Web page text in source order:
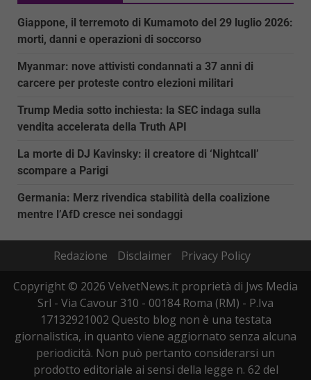
Giappone, il terremoto di Kumamoto del 29 luglio 2026:
morti, danni e operazioni di soccorso
Myanmar: nove attivisti condannati a 37 anni di
carcere per proteste contro elezioni militari
Trump Media sotto inchiesta: la SEC indaga sulla
vendita accelerata della Truth API
La morte di DJ Kavinsky: il creatore di ‘Nightcall’
scompare a Parigi
Germania: Merz rivendica stabilità della coalizione
mentre l’AfD cresce nei sondaggi
Redazione Disclaimer
Privacy Policy
Copyright © 2026 VelvetNews.it proprietà di Jws Media
Srl - Via Cavour 310 - 00184 Roma (RM) - P.Iva
17132921002 Questo blog non è una testata
giornalistica, in quanto viene aggiornato senza alcuna
periodicità. Non può pertanto considerarsi un
prodotto editoriale ai sensi della legge n. 62 del